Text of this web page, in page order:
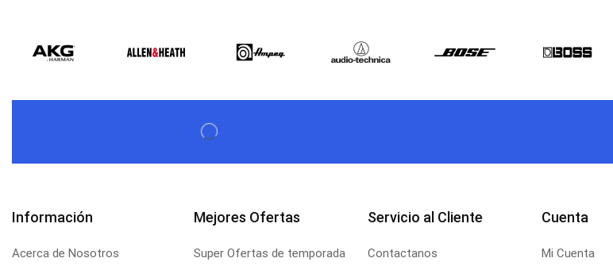
Información
Acerca de Nosotros
Mejores Ofertas
Super Ofertas de temporada
Servicio al Cliente
Contactanos
Cuenta
Mi Cuenta